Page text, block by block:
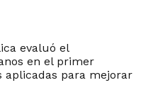
evaluó el
en el primer
aplicadas para mejorar